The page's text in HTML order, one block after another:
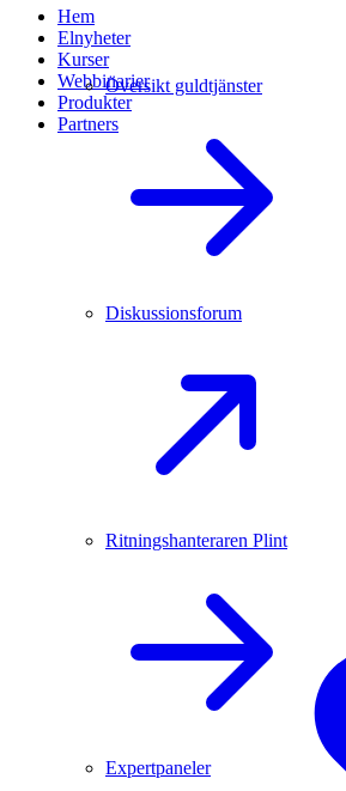
Hem
Elnyheter
Kurser
Webbinarier
Produkter
Partners
Översikt guldtjänster
Diskussionsforum
Ritningshanteraren Plint
Expertpaneler